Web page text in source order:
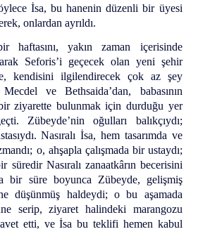
İsa, bu hanenin düzenli bir üyesi
onlardan ayrıldı.
haftasını, yakın zaman içerisinde
Seforis’i geçecek olan yeni şehir
kendisini ilgilendirecek çok az şey
ve Bethsaida’dan, babasının
ziyarette bulunmak için durduğu yer
Zübeyde’nin oğulları balıkçıydı;
Nasıralı İsa, hem tasarımda ve
o, ahşapla çalışmada bir ustaydı;
süredir Nasıralı zanaatkârın becerisini
bir süre boyunca Zübeyde, gelişmiş
düşünmüş haldeydi; o bu aşamada
serip, ziyaret halindeki marangozu
etti, ve İsa bu teklifi hemen kabul